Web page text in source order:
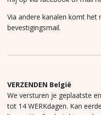
Via andere kanalen komt het
bevestigingsmail.
VERZENDEN België
We versturen je geplaatste
tot 14 WERKdagen. Kan